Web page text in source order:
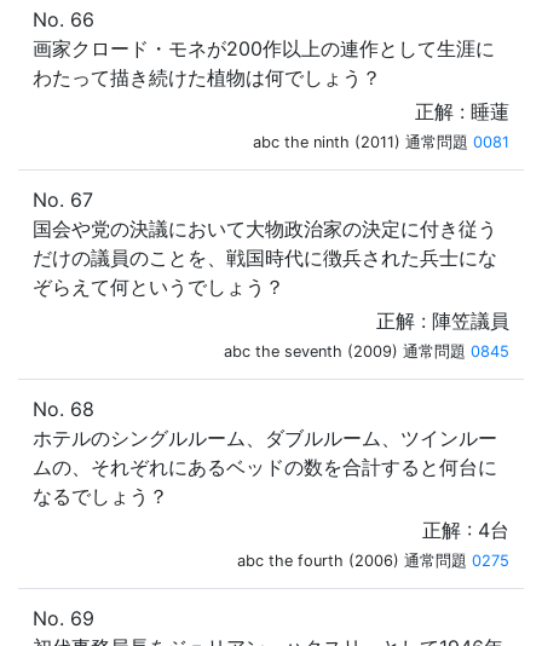
No. 66
画家クロード・モネが200作以上の連作として生涯に
わたって描き続けた植物は何でしょう？
正解 : 睡蓮
abc the ninth (2011) 通常問題 0081
No. 67
国会や党の決議において大物政治家の決定に付き従う
だけの議員のことを、戦国時代に徴兵された兵士にな
ぞらえて何というでしょう？
正解 : 陣笠議員
abc the seventh (2009) 通常問題 0845
No. 68
ホテルのシングルルーム、ダブルルーム、ツインルー
ムの、それぞれにあるベッドの数を合計すると何台に
なるでしょう？
正解 : 4台
abc the fourth (2006) 通常問題 0275
No. 69